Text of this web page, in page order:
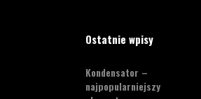
Ostatnie wpisy
Kondensator –
najpopularniejszy